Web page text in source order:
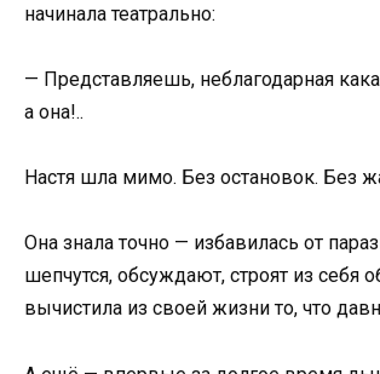
начинала театрально:
— Представляешь, неблагодарная
а она!..
Настя шла мимо. Без остановок. Без
Она знала точно — избавилась от
шепчутся, обсуждают, строят из себя
вычистила из своей жизни то, что